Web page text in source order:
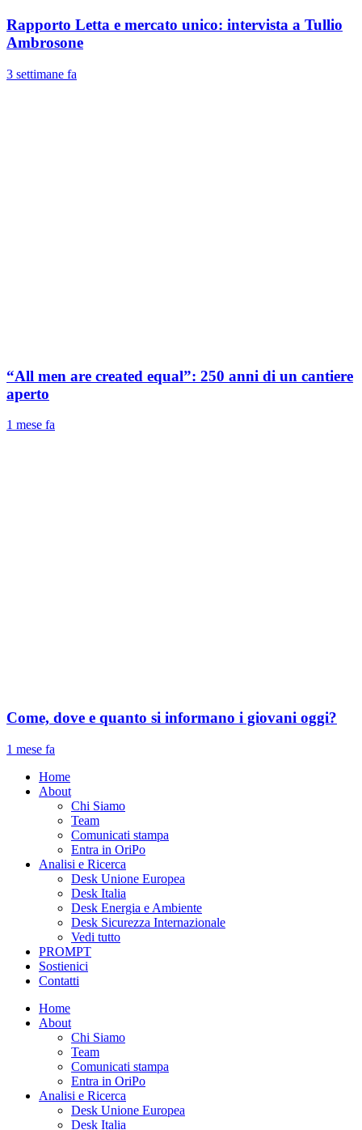
Rapporto Letta e mercato unico: intervista a Tullio
Ambrosone
3 settimane fa
“All men are created equal”: 250 anni di un cantiere
aperto
1 mese fa
Come, dove e quanto si informano i giovani oggi?
1 mese fa
Home
About
Chi Siamo
Team
Comunicati stampa
Entra in OriPo
Analisi e Ricerca
Desk Unione Europea
Desk Italia
Desk Energia e Ambiente
Desk Sicurezza Internazionale
Vedi tutto
PROMPT
Sostienici
Contatti
Home
About
Chi Siamo
Team
Comunicati stampa
Entra in OriPo
Analisi e Ricerca
Desk Unione Europea
Desk Italia